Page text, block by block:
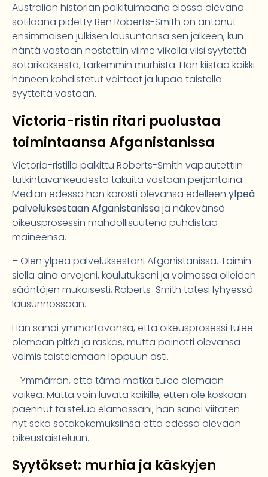
Australian historian palkituimpana elossa olevana
sotilaana pidetty Ben Roberts-Smith on antanut
ensimmäisen julkisen lausuntonsa sen jälkeen, kun
häntä vastaan nostettiin viime viikolla viisi syytettä
sotarikoksesta, tarkemmin murhista. Hän kiistää kaikki
häneen kohdistetut väitteet ja lupaa taistella
syytteitä vastaan.
Victoria-ristin ritari puolustaa
toimintaansa Afganistanissa
Victoria-ristillä palkittu Roberts-Smith vapautettiin
tutkintavankeudesta takuita vastaan perjantaina.
Median edessä hän korosti olevansa edelleen ylpeä
palveluksestaan Afganistanissaja näkevänsä
oikeusprosessin mahdollisuutena puhdistaa
maineensa.
– Olen ylpeä palveluksestani Afganistanissa. Toimin
siellä aina arvojeni, koulutukseni ja voimassa olleiden
sääntöjen mukaisesti, Roberts-Smith totesi lyhyessä
lausunnossaan.
Hän sanoi ymmärtävänsä, että oikeusprosessi tulee
olemaan pitkä ja raskas, mutta painotti olevansa
valmis taistelemaan loppuun asti.
– Ymmärrän, että tämä matka tulee olemaan
vaikea. Mutta voin luvata kaikille, etten ole koskaan
paennut taistelua elämässäni, hän sanoi viitaten
nyt sekä sotakokemuksiinsa että edessä olevaan
oikeustaisteluun.
Syytökset: murhia ja käskyjen